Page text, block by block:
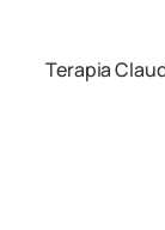
Terapia